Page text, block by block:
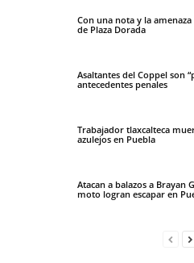
Con una nota y la
de Plaza Dorada
Asaltantes del Coppel son
antecedentes penales
Trabajador tlaxcalteca
azulejos en Puebla
Atacan a balazos a Brayan
moto logran escapar en